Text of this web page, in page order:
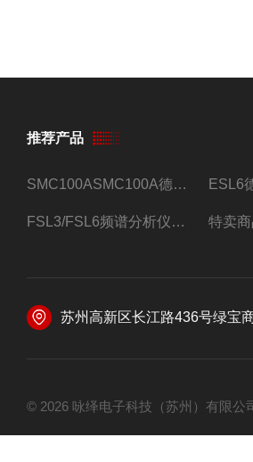
推荐产品
SMC100ASMC100A德国罗德与施瓦茨射频信号源
FSL3/FSL6频谱分析仪FSL3/FSL6罗德与施瓦茨
苏州高新区长江路436号绿宝
© 2026 咏绎电子科技（苏州）有限